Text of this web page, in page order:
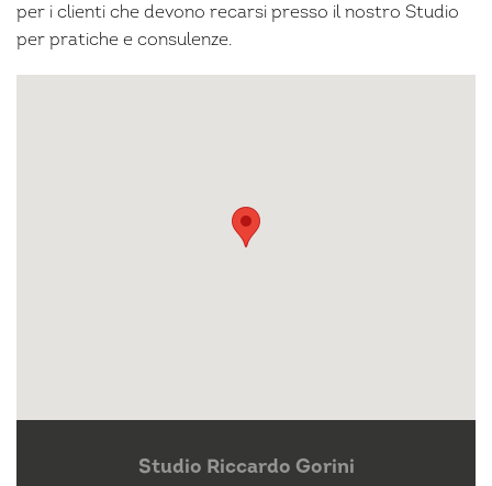
per i clienti che devono recarsi presso il nostro Studio
per pratiche e consulenze.
Studio Riccardo Gorini